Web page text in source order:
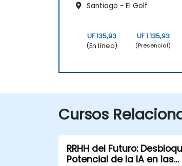
Santiago - El Golf
UF 135,93
(En línea)
UF 1.135,93
(Presencial)
Cursos
RRHH del Futuro:
Potencial de la IA en las